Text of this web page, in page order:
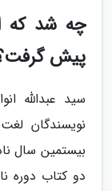
چه شد که
پیش
سید عبدالله
نویسندگان
بیستمین سال
دو کتاب دوره